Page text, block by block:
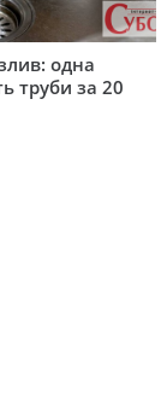
одна
труби за 20